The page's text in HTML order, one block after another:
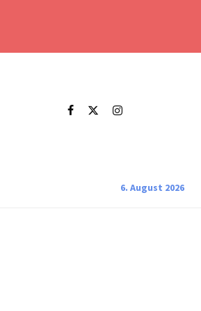
6. August 2026